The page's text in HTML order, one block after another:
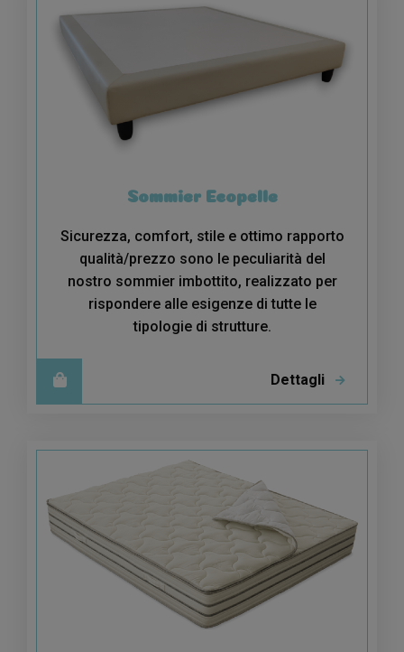
Sommier Ecopelle
Sicurezza, comfort, stile e ottimo rapporto
qualità/prezzo sono le peculiarità del
nostro sommier imbottito, realizzato per
rispondere alle esigenze di tutte le
tipologie di strutture.
Dettagli